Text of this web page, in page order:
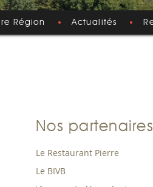
Région Actualités
Nos partenaires
Le Restaurant Pierre
Le BIVB